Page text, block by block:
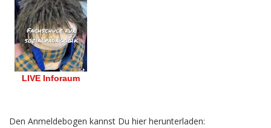
LIVE Inforaum
Den Anmeldebogen kannst Du hier herunterladen: